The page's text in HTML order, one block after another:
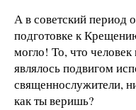
А в советский период
подготовке к
могло! То, что
являлось подвигом
священнослужители,
как ты веришь?